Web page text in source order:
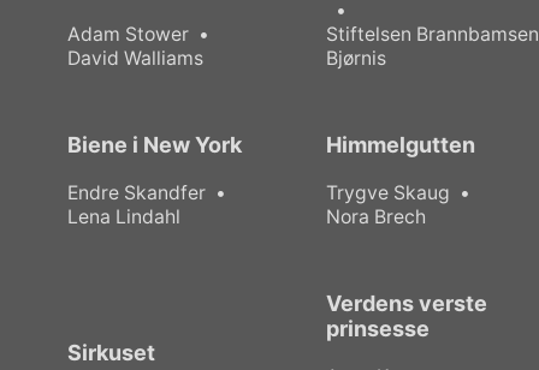
Adam Stower
David Walliams
Stiftelsen Brannbamsen
Bjørnis
Biene i New York
Endre Skandfer
Lena Lindahl
Himmelgutten
Trygve Skaug
Nora Brech
Sirkuset
Verdens verste
prinsesse